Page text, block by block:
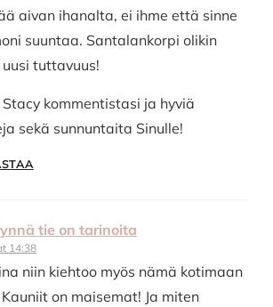
aivan ihanalta, ei ihme että sinne
suuntaa. Santalankorpi olikin
tuttavuus!
Stacy kommentistasi ja hyviä
sekä sunnuntaita Sinulle!
tie on tarinoita
14:38
niin kiehtoo myös nämä kotimaan
on maisemat! Ja miten